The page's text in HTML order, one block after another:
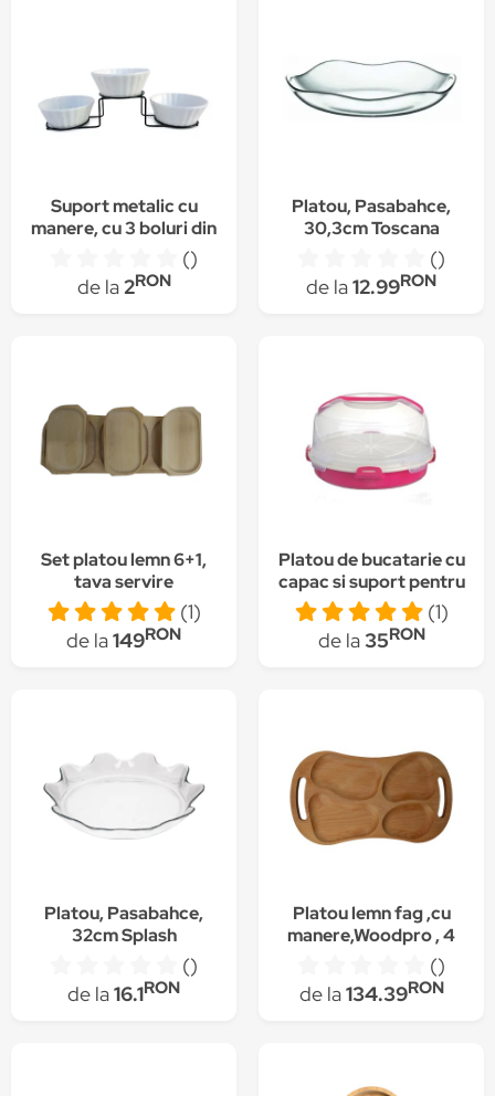
Suport metalic cu
manere, cu 3 boluri din
ceramica,24x8cm
()
de la2RON
Platou, Pasabahce,
30,3cm Toscana
()
de la12.99RON
Set platou lemn 6+1,
tava servire
aperitive/legume/friptura,
60L x 22l x 3 h ,
traditional, natur
(1)
de la149RON
Platou de bucatarie cu
capac si suport pentru
gheata, dimensiune
34.5x18 cm
(1)
de la35RON
Platou, Pasabahce,
32cm Splash
()
de la16.1RON
Platou lemn fag ,cu
manere,Woodpro , 4
compartimente
59x34x2.5 cm
()
de la134.39RON